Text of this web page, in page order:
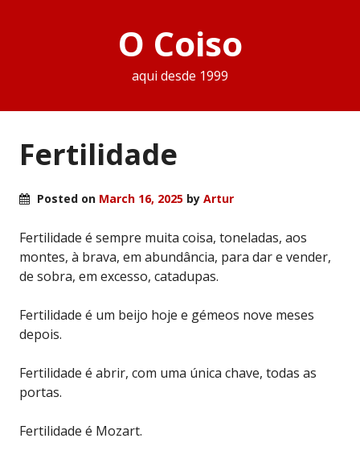
O Coiso
aqui desde 1999
Fertilidade
Posted on March 16, 2025 by Artur
Fertilidade é sempre muita coisa, toneladas, aos
montes, à brava, em abundância, para dar e vender,
de sobra, em excesso, catadupas.
Fertilidade é um beijo hoje e gémeos nove meses
depois.
Fertilidade é abrir, com uma única chave, todas as
portas.
Fertilidade é Mozart.